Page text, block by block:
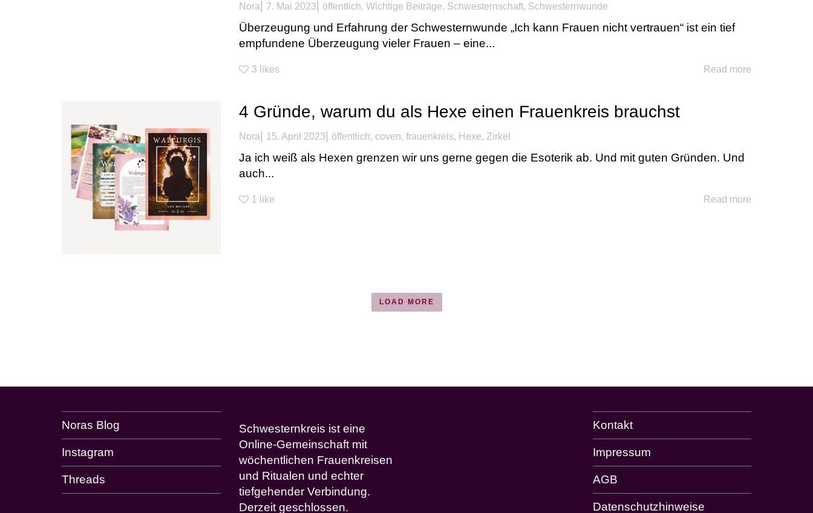
Nora 7. Mai 2023 öffentlich, Wichtige Beiträge, Schwesternschaft, Schwesternwunde
Überzeugung und Erfahrung der Schwesternwunde „Ich kann Frauen nicht vertrauen“ ist ein tief
empfundene Überzeugung vieler Frauen – eine...
3 likes Read more
4 Gründe, warum du als Hexe einen Frauenkreis brauchst
Nora| 15. April 2023 öffentlich, coven, frauenkreis, Hexe, Zirkel
Ja ich weiß als Hexen grenzen wir uns gerne gegen die Esoterik ab. Und mit guten Gründen. Und
auch...
1 like Read more
LOAD MORE
Noras Blog
Instagram
Threads
Schwesternkreis ist eine
Online-Gemeinschaft mit
wöchentlichen Frauenkreisen
und Ritualen und echter
tiefgehender Verbindung.
Derzeit geschlossen.
Kontakt
Impressum
AGB
Datenschutzhinweise